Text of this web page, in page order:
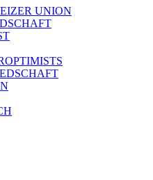
UNION